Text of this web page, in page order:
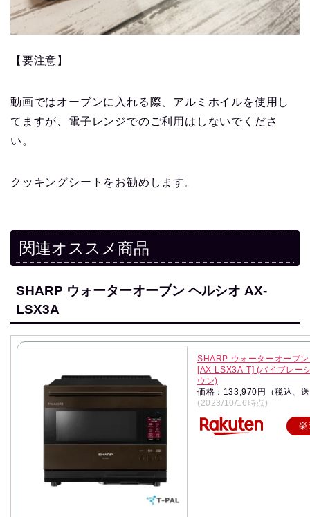
【要注意】
動画ではオーブンに入れる際、アルミホイルを使用し
てますが、電子レンジでのご利用はしないでくださ
い。
クッキングシートをお勧めします。
関連オススメ商品
SHARP ウォーターオーブン ヘルシオ AX-
LSX3A
SHARP ウォーターオーブ
[AX-LSX3A-T] (バイブレー
ウン)
価格：133,970円（税込、
(2023/10/16時点)
楽